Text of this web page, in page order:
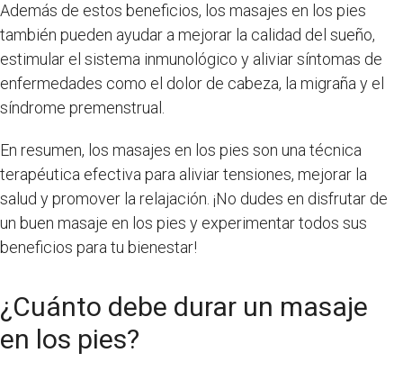
Además de estos beneficios, los masajes en los pies
también pueden ayudar a mejorar la calidad del sueño,
estimular el sistema inmunológico y aliviar síntomas de
enfermedades como el dolor de cabeza, la migraña y el
síndrome premenstrual.
En resumen, los masajes en los pies son una técnica
terapéutica efectiva para aliviar tensiones, mejorar la
salud y promover la relajación. ¡No dudes en disfrutar de
un buen masaje en los pies y experimentar todos sus
beneficios para tu bienestar!
¿Cuánto debe durar un masaje
en los pies?